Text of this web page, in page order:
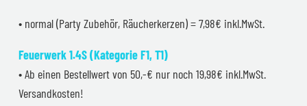
• normal (Party Zubehör, Räucherkerzen) = 7,98€ inkl.MwSt.
Feuerwerk 1.4S (Kategorie F1, T1)
• Ab einen Bestellwert von 50,-€ nur noch 19,98€ inkl.MwSt.
Versandkosten!